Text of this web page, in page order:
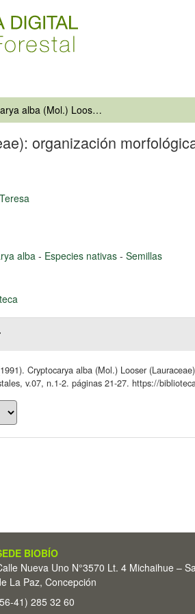
Cryptocarya alba (Mol.) Looser (Lauraceae): organización morfológica de semilla, plántula y estados juveniles
organización
alba- Especies nativas - Semillas
Cryptocarya alba (Mol.) Looser
v.07, n.1-2. páginas 21-27. https://
BIOBÍO
Nueva Uno N°3570 Lt. 4 Michaihue –
La Paz, Concepción
41) 285 32 60